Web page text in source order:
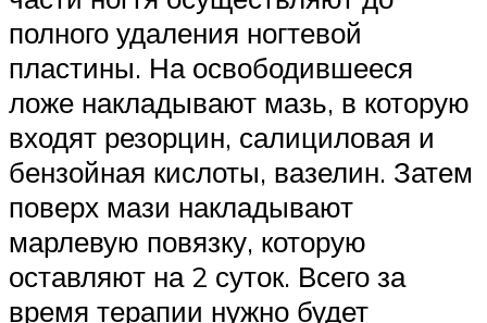
полного удаления ногтевой
пластины. На освободившееся
ложе накладывают мазь, в которую
входят резорцин, салициловая и
бензойная кислоты, вазелин. Затем
поверх мази накладывают
марлевую повязку, которую
оставляют на 2 суток. Всего за
время терапии нужно будет